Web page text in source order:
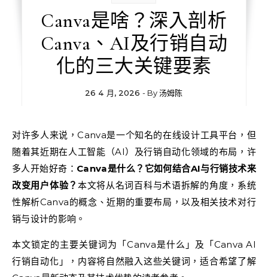
Canva是啥？深入剖析
Canva、AI及行销自动
化的三大关键要素
26 4 月, 2026 - By汤姆陈
对许多人来说，Canva是一个知名的在线设计工具平台，但
随着其近期在人工智能（AI）及行销自动化领域的布局，许
多人开始好奇： Canva是什么？它如何结合AI与行销技术来
改变用户体验？ 本文将从名词百科与术语拆解的角度，系统
性解析Canva的概念、近期的重要布局，以及相关技术对行
销与设计的影响。
本文锁定的主要关键词为「Canva是什么」及「Canva AI
行销自动化」，内容将自然融入这些关键词，适合希望了解